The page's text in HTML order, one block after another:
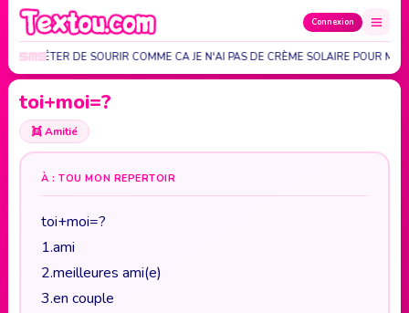
Connexion
ARRÊTER DE SOURIR COMME CA JE N'AI PAS DE CRÈME SOLAIRE POUR
toi+moi=?
👯Amitié
À : TOU MON REPERTOIR
toi+moi=?
1.ami
2.meilleures ami(e)
3.en couple